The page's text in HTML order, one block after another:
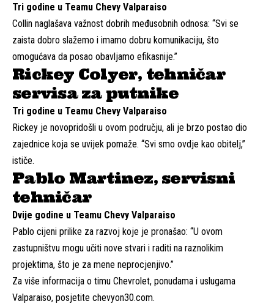
Tri godine u Teamu Chevy Valparaiso
Collin naglašava važnost dobrih međusobnih odnosa: “Svi se
zaista dobro slažemo i imamo dobru komunikaciju, što
omogućava da posao obavljamo efikasnije.”
Rickey Colyer, tehničar
servisa za putnike
Tri godine u Teamu Chevy Valparaiso
Rickey je novopridošli u ovom području, ali je brzo postao dio
zajednice koja se uvijek pomaže. “Svi smo ovdje kao obitelj,”
ističe.
Pablo Martinez, servisni
tehničar
Dvije godine u Teamu Chevy Valparaiso
Pablo cijeni prilike za razvoj koje je pronašao: “U ovom
zastupništvu mogu učiti nove stvari i raditi na raznolikim
projektima, što je za mene neprocjenjivo.”
Za više informacija o timu Chevrolet, ponudama i uslugama
Valparaiso, posjetite chevyon30.com.